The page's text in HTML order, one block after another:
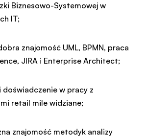
Biznesowo-Systemowej w
IT;
znajomość UML, BPMN, praca
JIRA i Enterprise Architect;
doświadczenie w pracy z
retail mile widziane;
znajomość metodyk analizy